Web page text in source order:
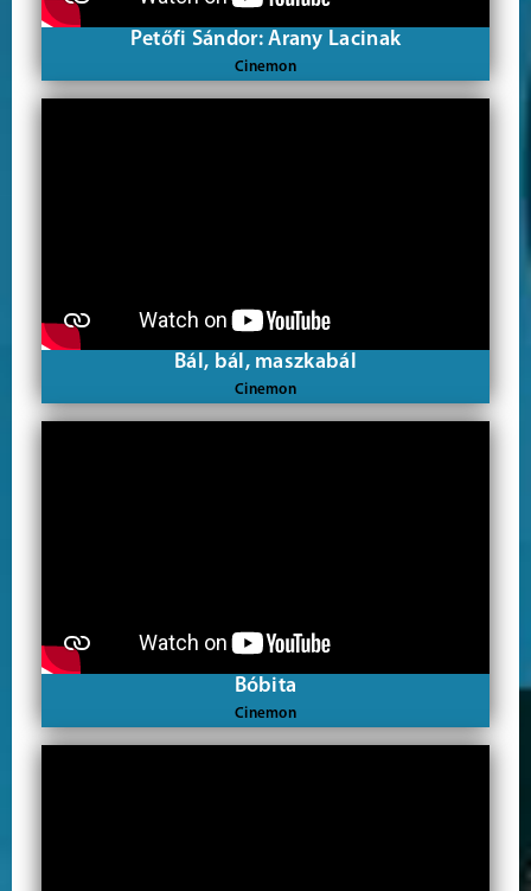
Petőfi Sándor: Arany Lacinak
Cinemon
Bál, bál, maszkabál
Cinemon
Bóbita
Cinemon